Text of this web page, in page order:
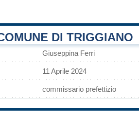
DI TRIGGIANO
Giuseppina Ferri
11 Aprile 2024
commissario prefettizio